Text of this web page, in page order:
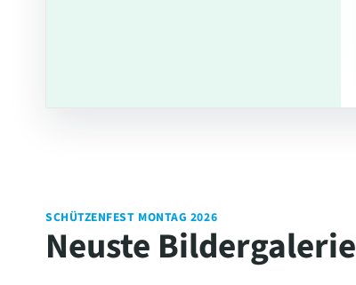
SCHÜTZENFEST MONTAG 2026
Neuste Bildergalerie